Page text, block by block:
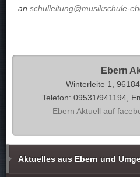
anschulleitung@musikschule-
Ebern
Winterleite 1,
Telefon: 09531/941194,
Ebern Aktuell auf
Aktuelles aus Ebern und